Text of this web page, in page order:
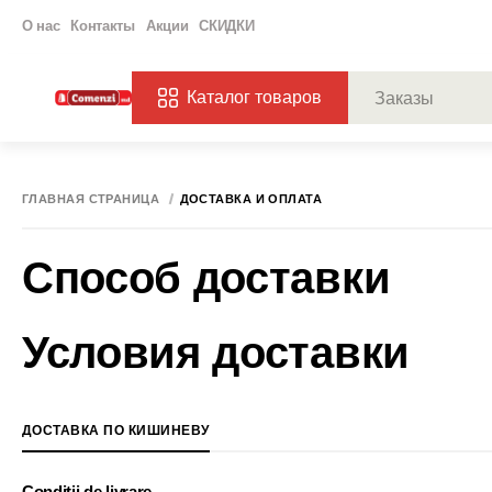
О нас Контакты Акции СКИДКИ
Каталог товаров
ГЛАВНАЯ СТРАНИЦА ДОСТАВКА И ОПЛАТА
Способ доставки
Условия доставки
ДОСТАВКА ПО КИШИНЕВУ